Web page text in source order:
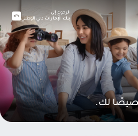
لك.
الرجوع إلى
بنك الإمارات دبي الوطني